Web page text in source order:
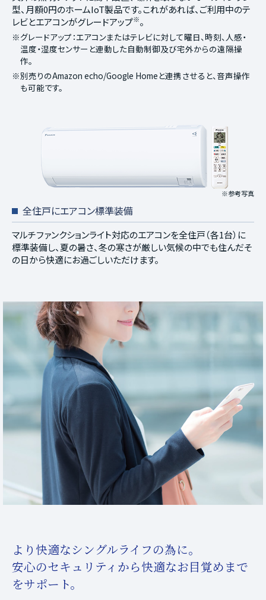
型、月額0円のホームIoT製品です。これがあれば、ご利用中のテ
レビとエアコンがグレードアップ※。
※グレードアップ：エアコンまたはテレビに対して曜日、時刻、人感・
温度・湿度センサーと連動した自動制御及び宅外からの遠隔操
作。
※別売りのAmazon echo/Google Homeと連携させると、音声操作
も可能です。
※参考写真
全住戸にエアコン標準装備
マルチファンクションライト対応のエアコンを全住戸（各1台）に
標準装備し、夏の暑さ、冬の寒さが厳しい気候の中でも住んだそ
の日から快適にお過ごしいただけます。
より快適なシングルライフの為に。
安心のセキュリティから快適なお目覚めまで
をサポート。